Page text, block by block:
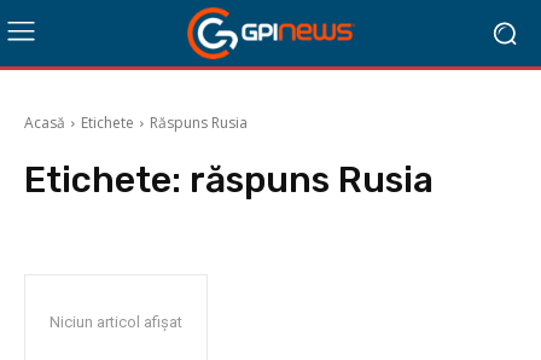
Acasă Etichete Răspuns Rusia
Etichete: răspuns Rusia
Niciun articol afișat